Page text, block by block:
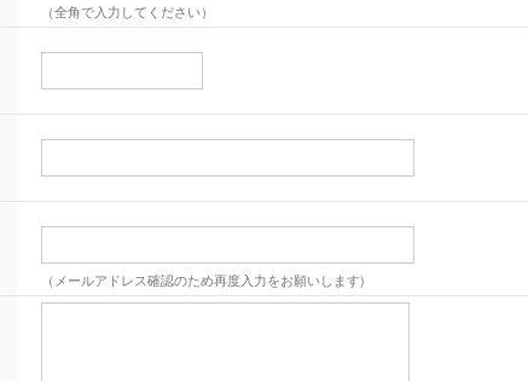
（全角で入力してください）
（メールアドレス確認のため再度入力をお願いします)